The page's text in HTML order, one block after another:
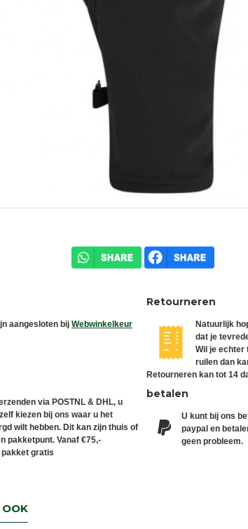
aangesloten bij Webwinkelkeur
via POSTNL & DHL, u
kiezen bij ons waar u het
wilt hebben. Dit kan zijn thuis of
pakketpunt. Vanaf €75,-
pakket gratis
Retourneren
Natuurlijk
dat je
Wil je echter
ruilen dan
Retourneren kan tot 14
betalen
U kunt bij ons
paypal en
geen probleem.
OOK